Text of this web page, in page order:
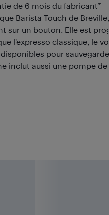
de 6 mois du fabricant*
Barista Touch de
sur un bouton. Elle est
l'expresso classique, le
pour
inclut aussi une pompe